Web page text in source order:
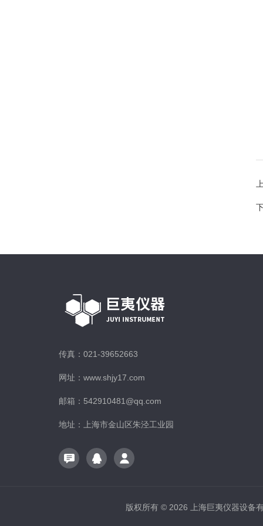
传真：021-39652663
网址：www.shjy17.com
邮箱：542910481@qq.com
地址：上海市金山区朱泾工业园
版权所有 © 2026 上海巨夷仪器设